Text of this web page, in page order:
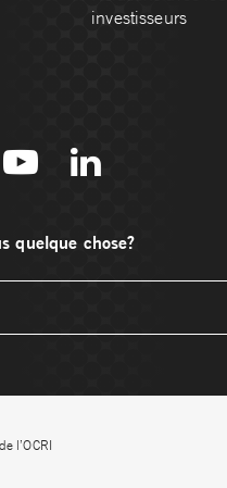
investisseurs
quelque chose?
l’OCRI